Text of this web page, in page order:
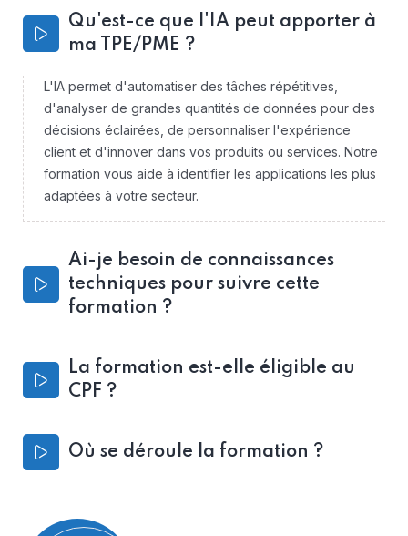
Qu'est-ce que l'IA peut apporter à
ma TPE/PME ?
L'IA permet d'automatiser des tâches répétitives,
d'analyser de grandes quantités de données pour des
décisions éclairées, de personnaliser l'expérience
client et d'innover dans vos produits ou services. Notre
formation vous aide à identifier les applications les plus
adaptées à votre secteur.
Ai-je besoin de connaissances
techniques pour suivre cette
formation ?
La formation est-elle éligible au
CPF ?
Où se déroule la formation ?